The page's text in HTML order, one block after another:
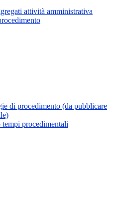
attività amministrativa
di procedimento (da pubblicare
procedimentali